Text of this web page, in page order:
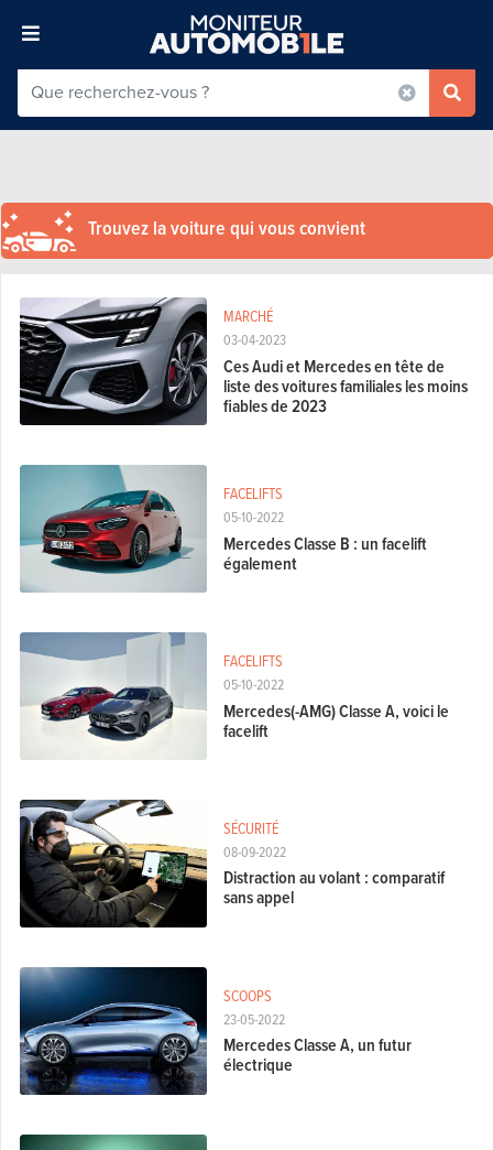
Trouvez la voiture qui vous convient
03-04-2023
MARCHÉ
Ces Audi et Mercedes en tête de
liste des voitures familiales les moins
fiables de 2023
05-10-2022
FACELIFTS
Mercedes Classe B : un facelift
également
05-10-2022
FACELIFTS
Mercedes(-AMG) Classe A, voici le
facelift
08-09-2022
SÉCURITÉ
Distraction au volant : comparatif
sans appel
23-05-2022
SCOOPS
Mercedes Classe A, un futur
électrique